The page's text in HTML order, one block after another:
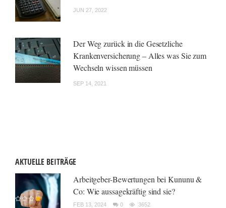
JUN 27, 2022
Der Weg zurück in die Gesetzliche
Krankenversicherung – Alles was Sie zum
Wechseln wissen müssen
SEP 14, 2021
AKTUELLE BEITRÄGE
Arbeitgeber-Bewertungen bei Kununu &
Co: Wie aussagekräftig sind sie?
FEB 13, 2024 0 3652